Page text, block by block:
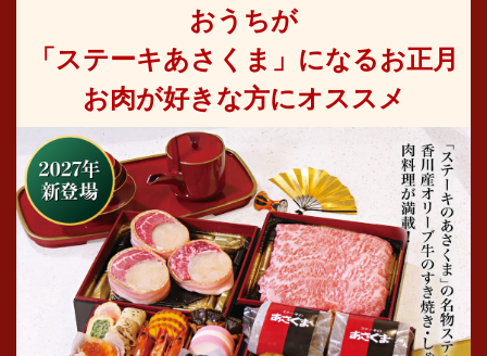
おうちが
「ステーキあさくま」になるお正月
お肉が好きな方にオススメ